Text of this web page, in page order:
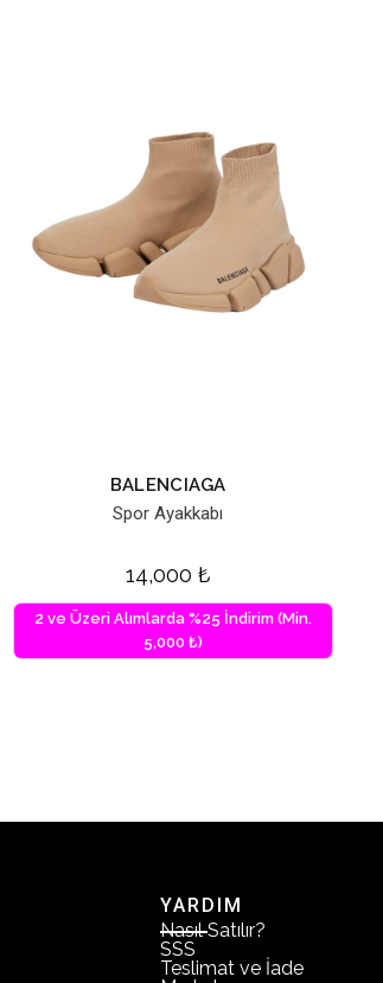
BALENCIAGA
Spor Ayakkabı
14,000 ₺
2 ve Üzeri Alımlarda %25 İndirim (Min.
5,000 ₺)
YARDIM
Nasıl Satılır?
SSS
Teslimat ve İade